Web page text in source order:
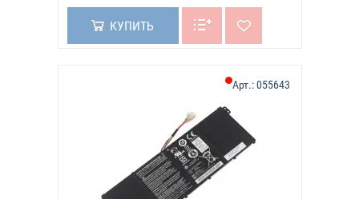
КУПИТЬ
Арт.:055643